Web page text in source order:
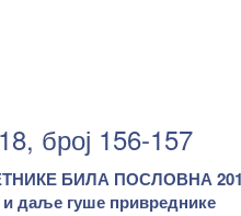
број 156-157
БИЛА ПОСЛОВНА
гуше привреднике